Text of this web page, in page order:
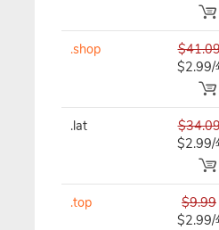
.shop
$2.99/
.lat
$2.99/
.top
$9.99
$2.99/